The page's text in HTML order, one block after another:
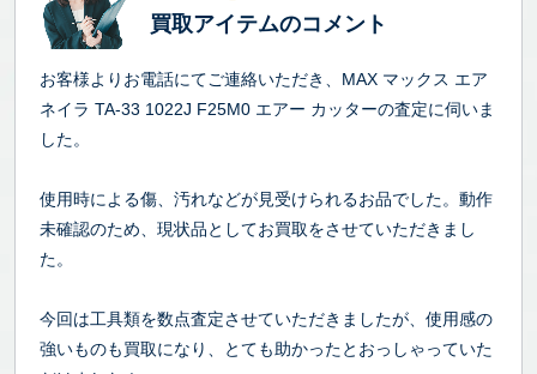
買取アイテムのコメント
お客様よりお電話にてご連絡いただき、MAX マックス エア
ネイラ TA-33 1022J F25M0 エアー カッターの査定に伺いま
した。
使用時による傷、汚れなどが見受けられるお品でした。動作
未確認のため、現状品としてお買取をさせていただきまし
た。
今回は工具類を数点査定させていただきましたが、使用感の
強いものも買取になり、とても助かったとおっしゃっていた